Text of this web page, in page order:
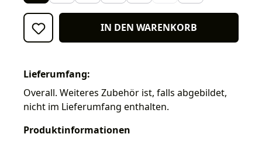
IN DEN WARENKORB
Lieferumfang:
Overall. Weiteres Zubehör ist, falls abgebildet,
nicht im Lieferumfang enthalten.
Produktinformationen